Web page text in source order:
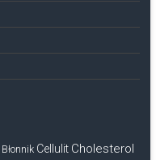
Błonnik Cellulit Cholesterol